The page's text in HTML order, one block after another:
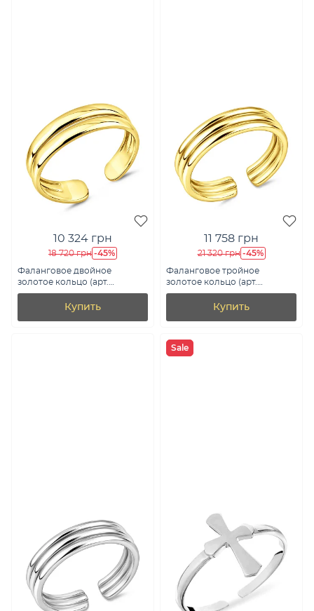
10 324 грн
18 720 грн -45%
Фаланговое двойное
золотое кольцо (арт.
140700фж)
Купить
11 758 грн
21 320 грн -45%
Фаланговое тройное
золотое кольцо (арт.
140701фж)
Купить
Sale